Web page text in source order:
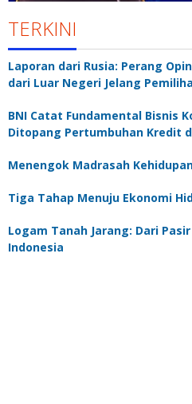
TERKINI
Laporan dari Rusia: Perang
dari Luar Negeri Jelang
BNI Catat Fundamental Bisnis
Ditopang Pertumbuhan Kredit
Menengok Madrasah
Tiga Tahap Menuju Ekonomi
Logam Tanah Jarang: Dari
Indonesia